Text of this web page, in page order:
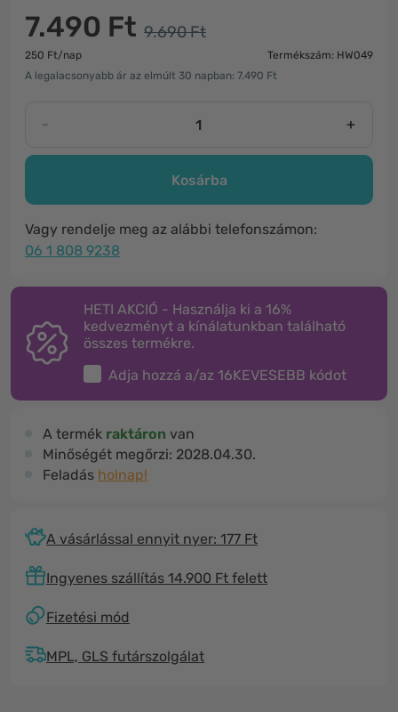
7.490 Ft 9.690 Ft
250 Ft/nap
Termékszám: HW049
A legalacsonyabb ár az elmúlt 30 napban: 7.490 Ft
- +
Kosárba
Vagy rendelje meg az alábbi telefonszámon:
06 1 808 9238
HETI AKCIÓ - Használja ki a 16%
kedvezményt a kínálatunkban található
összes termékre.
Adja hozzá a/az 16KEVESEBB kódot
A termék raktáron van
Minőségét megőrzi: 2028.04.30.
Feladás holnap!
A vásárlással ennyit nyer: 177 Ft
Ingyenes szállítás 14.900 Ft felett
Fizetési mód
MPL, GLS futárszolgálat